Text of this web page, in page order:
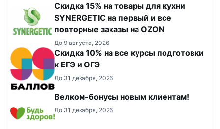
Скидка 15% на товары для кухни
SYNERGETIC на первый и все
повторные заказы на OZON
До 9 августа, 2026
Cкидка 10% на все курсы подготовки
к ЕГЭ и ОГЭ
До 31 декабря, 2026
Велком-бонусы новым клиентам!
До 31 декабря, 2026